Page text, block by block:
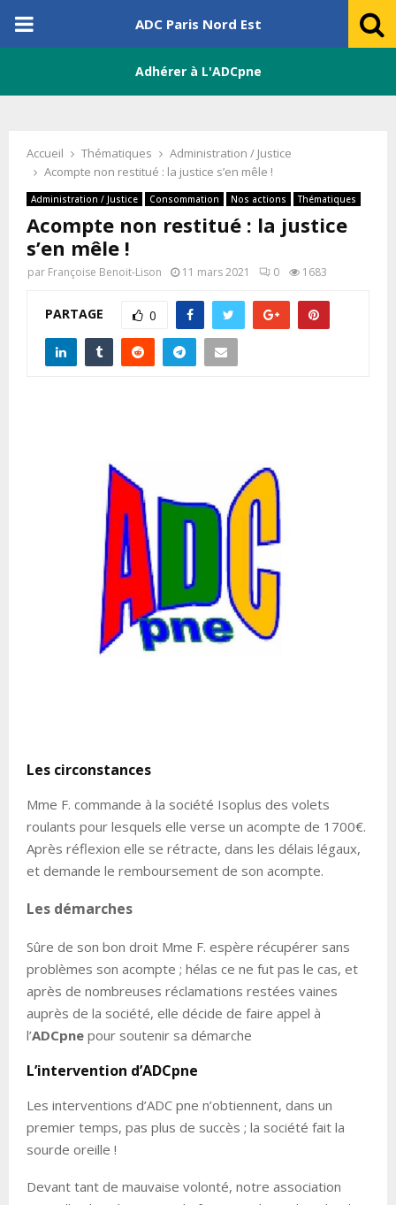
PRIMARY
ADC Paris Nord Est
Adhérer à L'ADCpne
Accueil Thématiques
Administration / Justice
Acompte non restitué : la justice s’en mêle !
Administration / Justice Consommation Nos actions Thématiques
Acompte non restitué : la justice
s’en mêle !
par Françoise Benoit-Lison 11 mars 2021 0 1683
PARTAGE 0
Les circonstances
Mme F. commande à la société Isoplus des volets
roulants pour lesquels elle verse un acompte de 1700€.
Après réflexion elle se rétracte, dans les délais légaux,
et demande le remboursement de son acompte.
Les démarches
Sûre de son bon droit Mme F. espère récupérer sans
problèmes son acompte ; hélas ce ne fut pas le cas, et
après de nombreuses réclamations restées vaines
auprès de la société, elle décide de faire appel à
l’ADCpne pour soutenir sa démarche
L’intervention d’ADCpne
Les interventions d’ADC pne n’obtiennent, dans un
premier temps, pas plus de succès ; la société fait la
sourde oreille !
Devant tant de mauvaise volonté, notre association